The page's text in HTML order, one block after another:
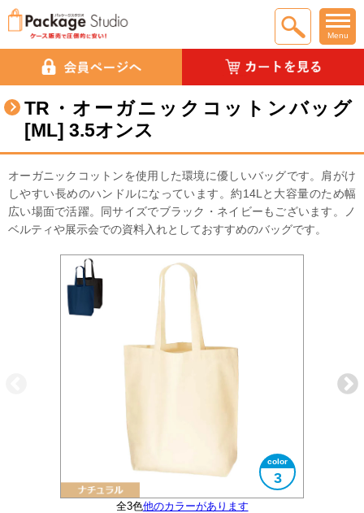
Menu
TR・オーガニックコットンバッグ
[ML] 3.5オンス
オーガニックコットンを使用した環境に優しいバッグです。肩がけ
しやすい長めのハンドルになっています。約14Lと大容量のため幅
広い場面で活躍。同サイズでブラック・ネイビーもございます。ノ
ベルティや展示会での資料入れとしておすすめのバッグです。
全3色他のカラーがあります
3
B4サイズ対応
大きさイメージ
タグ付き